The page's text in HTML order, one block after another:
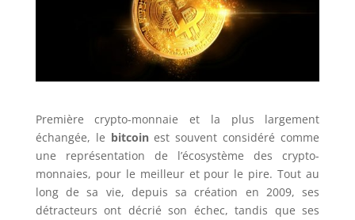
Première crypto-monnaie et la plus largement
échangée, le bitcoinest souvent considéré comme
une représentation de l’écosystème des crypto-
monnaies, pour le meilleur et pour le pire. Tout au
long de sa vie, depuis sa création en 2009, ses
détracteurs ont décrié son échec, tandis que ses